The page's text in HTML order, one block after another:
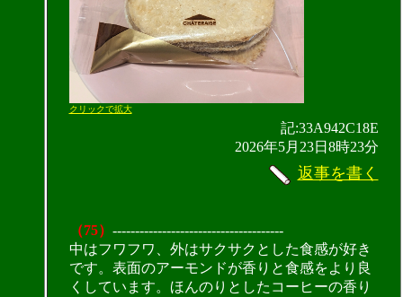
クリックで拡大
記:33A942C18E
2026年5月23日8時23分
返事を書く
（75） --------------------------------------
中はフワフワ、外はサクサクとした食感が好き
です。表面のアーモンドが香りと食感をより良
くしています。ほんのりとしたコーヒーの香り